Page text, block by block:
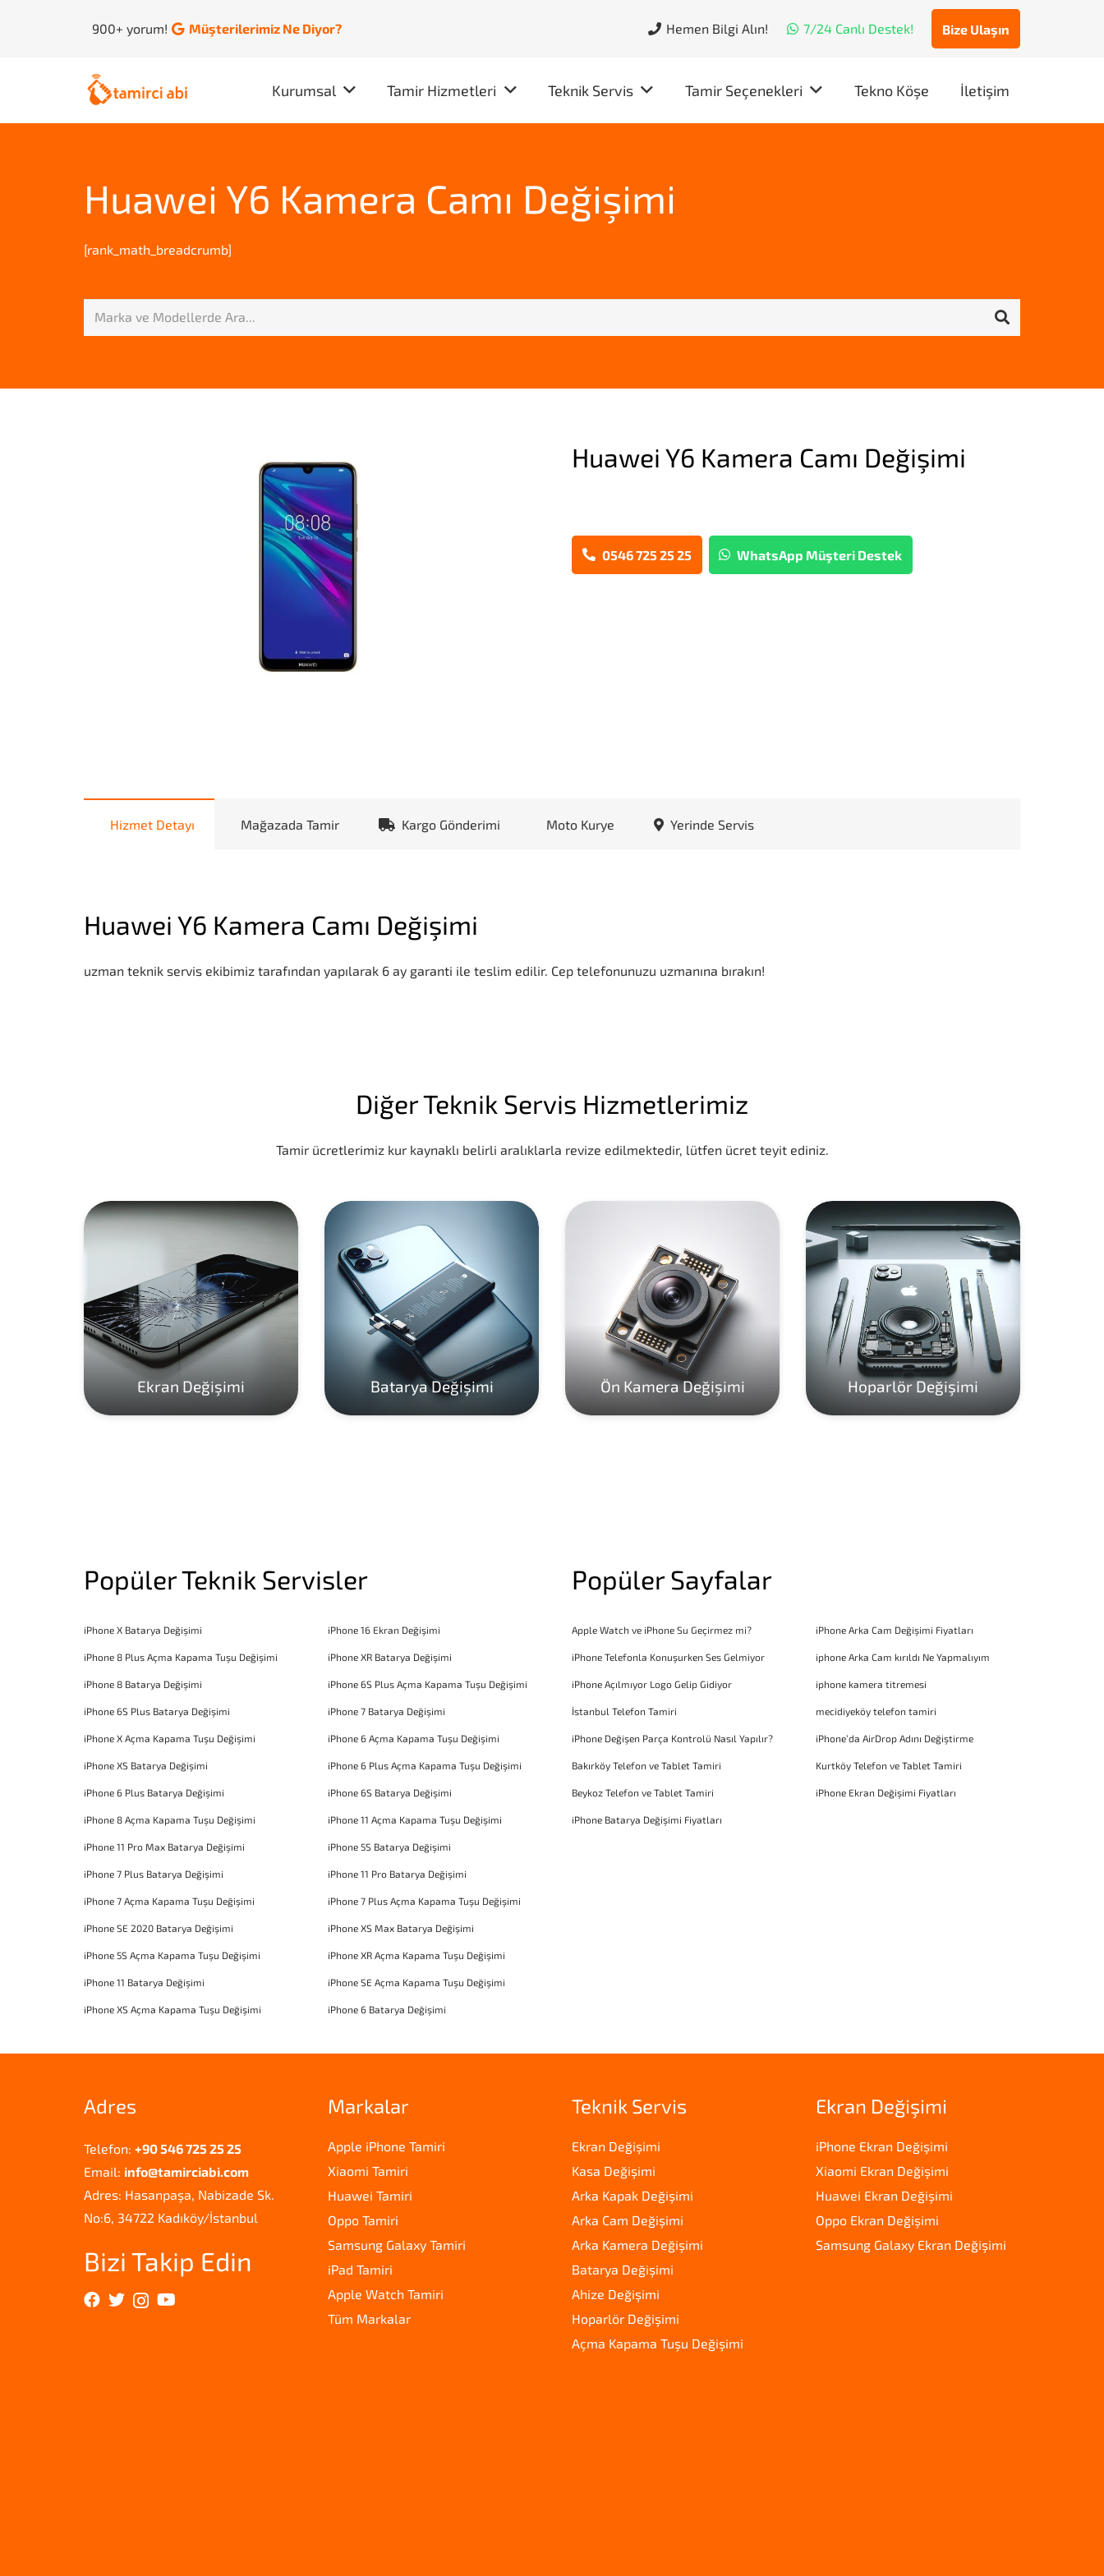
900+ yorum! Müşterilerimiz Ne Diyor? Hemen Bilgi Alın! 7/24 Canlı Destek! Bize Ulaşın
Kurumsal Tamir Hizmetleri Teknik Servis Tamir Seçenekleri Tekno Köşe İletişim
Huawei Y6 Kamera Camı Değişimi
[rank_math_breadcrumb]
Huawei Y6 Kamera Camı Değişimi
0546 725 25 25 WhatsApp Müşteri Destek
Hizmet Detayı Mağazada Tamir Kargo Gönderimi Moto Kurye Yerinde Servis
Huawei Y6 Kamera Camı Değişimi
uzman teknik servis ekibimiz tarafından yapılarak 6 ay garanti ile teslim edilir. Cep telefonunuzu uzmanına bırakın!
Diğer Teknik Servis Hizmetlerimiz
Tamir ücretlerimiz kur kaynaklı belirli aralıklarla revize edilmektedir, lütfen ücret teyit ediniz.
Ekran Değişimi Batarya Değişimi Ön Kamera Değişimi Hoparlör Değişimi
Popüler Teknik Servisler
iPhone X Batarya Değişimi iPhone 16 Ekran Değişimi
iPhone 8 Plus Açma Kapama Tuşu Değişimi iPhone XR Batarya Değişimi
iPhone 8 Batarya Değişimi iPhone 6S Plus Açma Kapama Tuşu Değişimi
iPhone 6S Plus Batarya Değişimi iPhone 7 Batarya Değişimi
iPhone X Açma Kapama Tuşu Değişimi iPhone 6 Açma Kapama Tuşu Değişimi
iPhone XS Batarya Değişimi iPhone 6 Plus Açma Kapama Tuşu Değişimi
iPhone 6 Plus Batarya Değişimi iPhone 6S Batarya Değişimi
iPhone 8 Açma Kapama Tuşu Değişimi iPhone 11 Açma Kapama Tuşu Değişimi
iPhone 11 Pro Max Batarya Değişimi iPhone 5S Batarya Değişimi
iPhone 7 Plus Batarya Değişimi iPhone 11 Pro Batarya Değişimi
iPhone 7 Açma Kapama Tuşu Değişimi iPhone 7 Plus Açma Kapama Tuşu Değişimi
iPhone SE 2020 Batarya Değişimi iPhone XS Max Batarya Değişimi
iPhone 5S Açma Kapama Tuşu Değişimi iPhone XR Açma Kapama Tuşu Değişimi
iPhone 11 Batarya Değişimi iPhone SE Açma Kapama Tuşu Değişimi
iPhone XS Açma Kapama Tuşu Değişimi iPhone 6 Batarya Değişimi
Popüler Sayfalar
Apple Watch ve iPhone Su Geçirmez mi? iPhone Arka Cam Değişimi Fiyatları
iPhone Telefonla Konuşurken Ses Gelmiyor iphone Arka Cam kırıldı Ne Yapmalıyım
iPhone Açılmıyor Logo Gelip Gidiyor iphone kamera titremesi
İstanbul Telefon Tamiri mecidiyeköy telefon tamiri
iPhone Değişen Parça Kontrolü Nasıl Yapılır? iPhone’da AirDrop Adını Değiştirme
Bakırköy Telefon ve Tablet Tamiri Kurtköy Telefon ve Tablet Tamiri
Beykoz Telefon ve Tablet Tamiri iPhone Ekran Değişimi Fiyatları
iPhone Batarya Değişimi Fiyatları
Adres
Telefon: +90 546 725 25 25
Email: info@tamirciabi.com
Adres: Hasanpaşa, Nabizade Sk.
No:6, 34722 Kadıköy/İstanbul
Bizi Takip Edin
Markalar
Apple iPhone Tamiri
Xiaomi Tamiri
Huawei Tamiri
Oppo Tamiri
Samsung Galaxy Tamiri
iPad Tamiri
Apple Watch Tamiri
Tüm Markalar
Teknik Servis
Ekran Değişimi
Kasa Değişimi
Arka Kapak Değişimi
Arka Cam Değişimi
Arka Kamera Değişimi
Batarya Değişimi
Ahize Değişimi
Hoparlör Değişimi
Açma Kapama Tuşu Değişimi
Ekran Değişimi
iPhone Ekran Değişimi
Xiaomi Ekran Değişimi
Huawei Ekran Değişimi
Oppo Ekran Değişimi
Samsung Galaxy Ekran Değişimi